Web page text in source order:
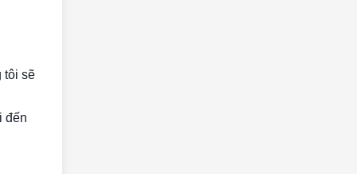
tôi sẽ
đến